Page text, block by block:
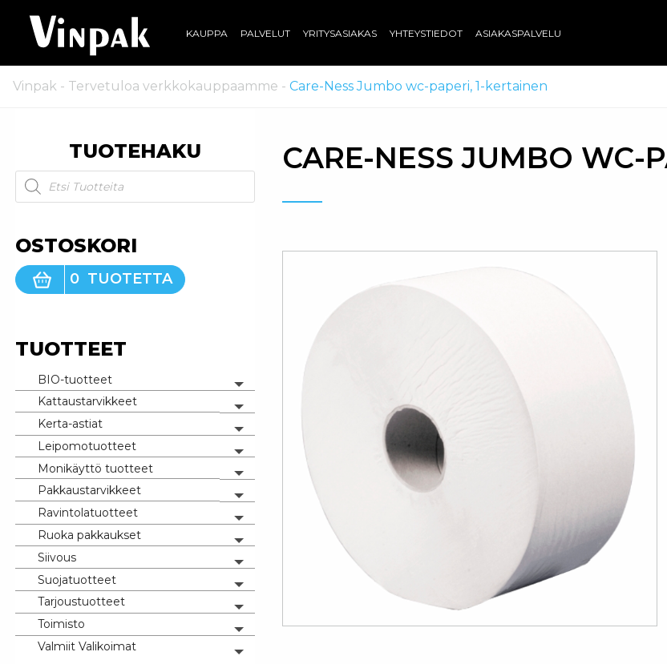
KAUPPA PALVELUT YRITYSASIAKAS YHTEYSTIEDOT ASIAKASPALVELU
Vinpak - Tervetuloa verkkokauppaamme - Care-Ness Jumbo wc-paperi, 1-kertainen
TUOTEHAKU
Products search
OSTOSKORI
0 TUOTETTA
TUOTTEET
BIO-tuotteet
Toggle menu
Kattaustarvikkeet
Toggle menu
Kerta-astiat
Toggle menu
Leipomotuotteet
Toggle menu
Monikäyttö tuotteet
Toggle menu
Pakkaustarvikkeet
Toggle menu
Ravintolatuotteet
Toggle menu
Ruoka pakkaukset
Toggle menu
Siivous
Toggle menu
Suojatuotteet
Toggle menu
Tarjoustuotteet
Toggle menu
Toimisto
Toggle menu
Valmiit Valikoimat
Toggle menu
CARE-NESS JUMBO WC-